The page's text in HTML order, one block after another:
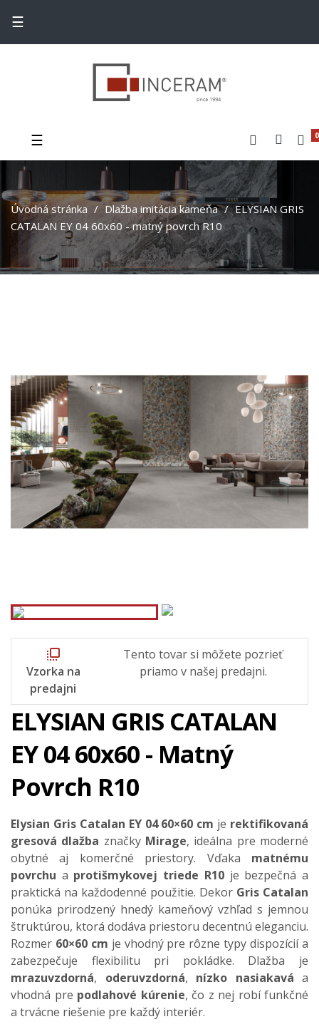
Toggle navigation
☰
Toggle navigation
☰ 0
Úvodná stránka Dlažba imitácia kameňa
ELYSIAN GRIS
CATALAN EY 04 60x60 - matný povrch R10
flip_to_front
Vzorka na
predajni
Tento tovar si môžete pozrieť
priamo v našej predajni.
ELYSIAN GRIS CATALAN
EY 04 60x60 - Matný
Povrch R10
Elysian Gris Catalan EY 04 60×60 cm je rektifikovaná
gresová dlažba značky Mirage, ideálna pre moderné
obytné aj komerčné priestory. Vďaka matnému
povrchu a protišmykovej triede R10je bezpečná a
praktická na každodenné použitie. Dekor Gris Catalan
ponúka prirodzený hnedý kameňový vzhľad s jemnou
štruktúrou, ktorá dodáva priestoru decentnú eleganciu.
Rozmer 60×60 cm je vhodný pre rôzne typy dispozícií a
zabezpečuje flexibilitu pri pokládke. Dlažba je
mrazuvzdorná, oderuvzdorná, nízko nasiakavá a
vhodná pre podlahové kúrenie, čo z nej robí funkčné
a trvácne riešenie pre každý interiér.